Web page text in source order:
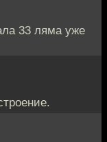
33 ляма уже